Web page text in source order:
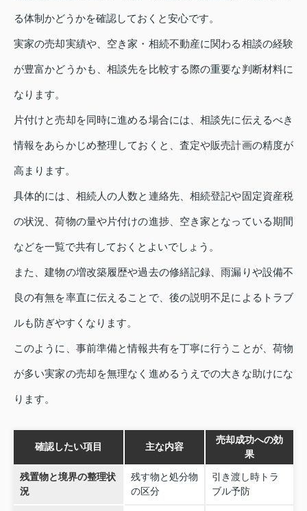
る体制かどうかを確認しておくと安心です。
実家の売却実績や、空き家・相続不動産に関わる相談の経験
が豊富かどうかも、相談先を比較する際の重要な判断材料に
なります。
片付けと売却を同時に進める場合には、相談先に伝えるべき
情報をあらかじめ整理しておくと、査定や販売計画の精度が
高まります。
具体的には、相続人の人数と連絡先、相続登記や固定資産税
の状況、荷物の量や片付けの進捗、空き家となっている期間
などを一覧で共有しておくとよいでしょう。
また、建物の増改築履歴や過去の修繕記録、雨漏りや設備不
良の有無を率直に伝えることで、後の説明不足によるトラブ
ルも防ぎやすくなります。
このように、事前準備と情報共有を丁寧に行うことが、荷物
が多い実家の売却を無理なく進めるうえでの大きな助けにな
ります。
確認したい項目 主な内容
売却成功への効
果
残置物と境界の整理状
況
残す物と処分物
の区分
引き渡し時トラ
ブル予防